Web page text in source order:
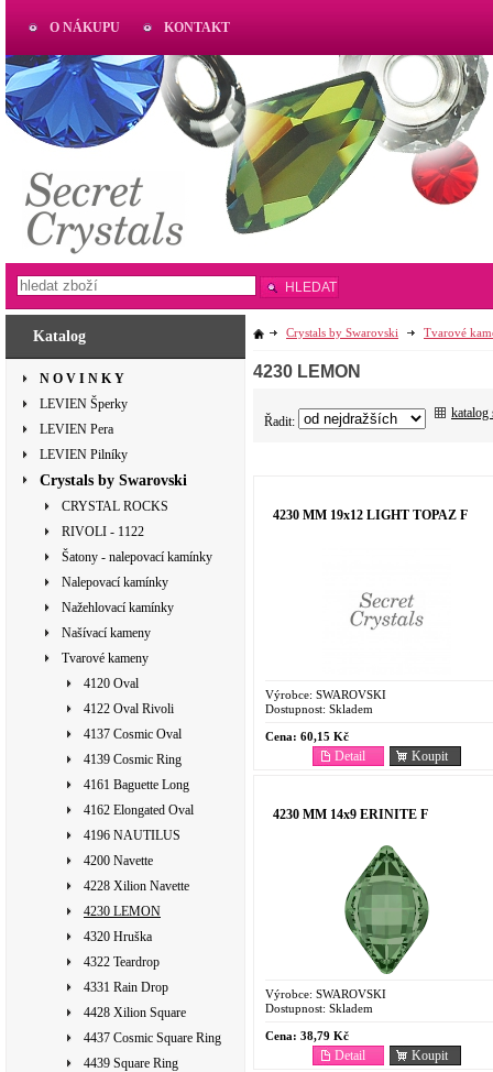
Katalog
N O V I N K Y
LEVIEN Šperky
LEVIEN Pera
LEVIEN Pilníky
Crystals by Swarovski
CRYSTAL ROCKS
RIVOLI - 1122
Šatony - nalepovací kamínky
Nalepovací kamínky
Nažehlovací kamínky
Našívací kameny
Tvarové kameny
4120 Oval
4122 Oval Rivoli
4137 Cosmic Oval
4139 Cosmic Ring
4161 Baguette Long
4162 Elongated Oval
4196 NAUTILUS
4200 Navette
4228 Xilion Navette
4230 LEMON
4320 Hruška
4322 Teardrop
4331 Rain Drop
4428 Xilion Square
4437 Cosmic Square Ring
4439 Square Ring
Crystals by Swarovski Tvarové
4230 LEMON
Řadit:
katalog
4230 MM 19x12 LIGHT TOPAZ F
Výrobce: SWAROVSKI
Dostupnost: Skladem
Cena: 60,15 Kč
Koupit
Detail
4230 MM 14x9 ERINITE F
Výrobce: SWAROVSKI
Dostupnost: Skladem
Cena: 38,79 Kč
Koupit
Detail
O NÁKUPU KONTAKT
AKTUAL
www.aktual-koralky.cz
HLEDAT